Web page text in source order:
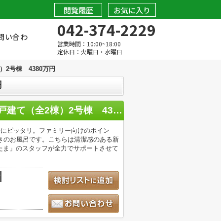
閲覧履歴 お気に入り
い合わ 042-374-2229
営業時間：10:00~18:00
定休日：火曜日・水曜日
2号棟 4380万円
【仲介手数料無料！！】日野市東平山2丁目 新築戸建て（全2棟）2号棟 4380万円
ピッタリ。ファミリー向けのポイン
お風呂です。こちらは清潔感のある新
」のスタッフが全力でサポートさせて